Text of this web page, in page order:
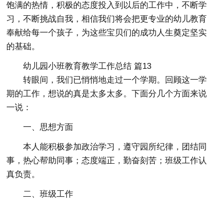
饱满的热情，积极的态度投入到以后的工作中，不断学
习，不断挑战自我，相信我们将会把更专业的幼儿教育
奉献给每一个孩子，为这些宝贝们的成功人生奠定坚实
的基础。
幼儿园小班教育教学工作总结 篇13
转眼间，我们已悄悄地走过一个学期。回顾这一学
期的工作，想说的真是太多太多。下面分几个方面来说
一说：
一、思想方面
本人能积极参加政治学习，遵守园所纪律，团结同
事，热心帮助同事；态度端正，勤奋刻苦；班级工作认
真负责。
二、班级工作